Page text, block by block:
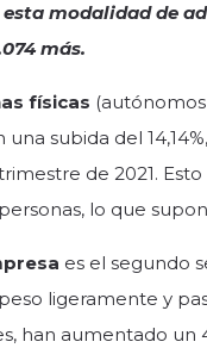
modalidad de
más.
físicas
subida del
de 2021.
personas, lo que
es el segundo
ligeramente y
han aumentado un